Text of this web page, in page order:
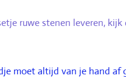
ruwe stenen leveren,
moet altijd van je hand af